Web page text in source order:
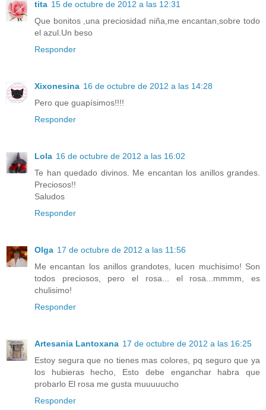
tita 15 de octubre de 2012 a las 12:31
Que bonitos ,una preciosidad niña,me encantan,sobre todo
el azul.Un beso
Responder
Xixonesina 16 de octubre de 2012 a las 14:28
Pero que guapísimos!!!!
Responder
Lola 16 de octubre de 2012 a las 16:02
Te han quedado divinos. Me encantan los anillos grandes.
Preciosos!!
Saludos
Responder
Olga 17 de octubre de 2012 a las 11:56
Me encantan los anillos grandotes, lucen muchisimo! Son
todos preciosos, pero el rosa... el rosa...mmmm, es
chulisimo!
Responder
Artesania Lantoxana 17 de octubre de 2012 a las 16:25
Estoy segura que no tienes mas colores, pq seguro que ya
los hubieras hecho, Esto debe enganchar habra que
probarlo El rosa me gusta muuuuucho
Responder